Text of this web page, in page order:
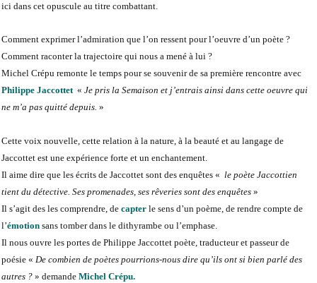
ici dans cet opuscule au titre combattant.
Comment exprimer l’admiration que l’on ressent pour l’oeuvre d’un poète ?
Comment raconter la trajectoire qui nous a mené à lui ?
Michel Crépu remonte le temps pour se souvenir de sa première rencontre avec
Philippe Jaccottet« Je pris la Semaison et j’entrais ainsi dans cette oeuvre qui
ne m’a pas quitté depuis. »
Cette voix nouvelle, cette relation à la nature, à la beauté et au langage de
Jaccottet est une expérience forte et un enchantement.
Il aime dire que les écrits de Jaccottet sont des enquêtes « le poète Jaccottien
tient du détective. Ses promenades, ses rêveries sont des enquêtes »
Il s’agit des les comprendre, de capter le sens d’un poème, de rendre compte de
l’émotion sans tomber dans le dithyrambe ou l’emphase.
Il nous ouvre les portes de Philippe Jaccottet poète, traducteur et passeur de
poésie « De combien de poètes pourrions-nous dire qu’ils ont si bien parlé des
autres ? » demande Michel Crépu.